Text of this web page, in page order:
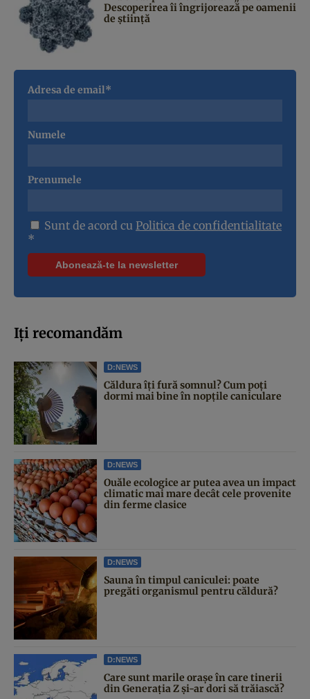
Descoperirea îi îngrijorează pe oamenii
de știință
Adresa de email*
Numele
Prenumele
Sunt de acord cu Politica de confidentialitate
*
Iți recomandăm
D:NEWS
Căldura îți fură somnul? Cum poți
dormi mai bine în nopțile caniculare
D:NEWS
Ouăle ecologice ar putea avea un impact
climatic mai mare decât cele provenite
din ferme clasice
D:NEWS
Sauna în timpul caniculei: poate
pregăti organismul pentru căldură?
D:NEWS
Care sunt marile orașe în care tinerii
din Generația Z și-ar dori să trăiască?